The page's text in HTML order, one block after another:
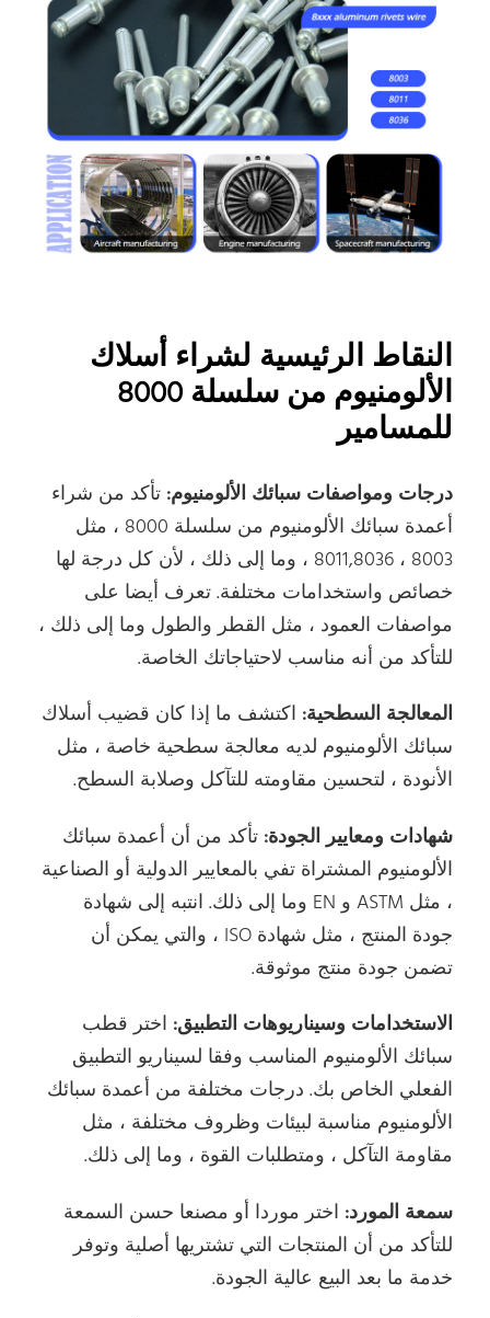
النقاط الرئيسية لشراء أسلاك
الألومنيوم من سلسلة 8000
للمسامير
درجات ومواصفات سبائك الألومنيوم: تأكد من شراء
أعمدة سبائك الألومنيوم من سلسلة 8000 ، مثل
8003 ، 8011,8036 ، وما إلى ذلك ، لأن كل درجة لها
خصائص واستخدامات مختلفة. تعرف أيضا على
مواصفات العمود ، مثل القطر والطول وما إلى ذلك ،
للتأكد من أنه مناسب لاحتياجاتك الخاصة.
المعالجة السطحية: اكتشف ما إذا كان قضيب أسلاك
سبائك الألومنيوم لديه معالجة سطحية خاصة ، مثل
الأنودة ، لتحسين مقاومته للتآكل وصلابة السطح.
شهادات ومعايير الجودة:تأكد من أن أعمدة سبائك
الألومنيوم المشتراة تفي بالمعايير الدولية أو الصناعية
، مثل ASTM و EN وما إلى ذلك. انتبه إلى شهادة
جودة المنتج ، مثل شهادة ISO ، والتي يمكن أن
تضمن جودة منتج موثوقة.
الاستخدامات وسيناريوهات التطبيق: اختر قطب
سبائك الألومنيوم المناسب وفقا لسيناريو التطبيق
الفعلي الخاص بك. درجات مختلفة من أعمدة سبائك
الألومنيوم مناسبة لبيئات وظروف مختلفة ، مثل
مقاومة التآكل ، ومتطلبات القوة ، وما إلى ذلك.
سمعة المورد: اختر موردا أو مصنعا حسن السمعة
للتأكد من أن المنتجات التي تشتريها أصلية وتوفر
خدمة ما بعد البيع عالية الجودة.